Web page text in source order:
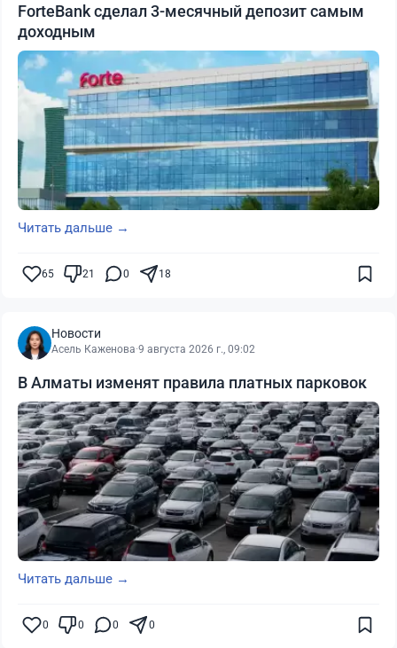
ForteBank сделал 3-месячный депозит самым
доходным
Читать дальше →
65 21 0 18
Новости
Асель Каженова·9 августа 2026 г., 09:02
В Алматы изменят правила платных парковок
Читать дальше →
0 0 0 0